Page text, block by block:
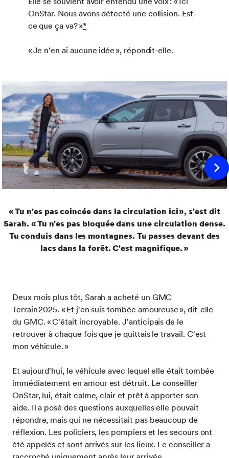
OnStar. Nous avons détecté une collision. Est-
ce que ça va? »*
« Je n'en ai aucune idée », répondit-elle.
« Tu n'es pas coincée dans la circulation ici », s'est dit
Sarah. « Tu n'es pas bloquée dans une circulation dense.
Tu conduis dans les montagnes. Tu passes devant des
lacs dans la forêt. C'est magnifique. »
Deux mois plus tôt, Sarah a acheté un GMC
Terrain 2025. « Et j'en suis tombée amoureuse », dit-elle
du GMC. « C'était incroyable. J'anticipais de le
retrouver à chaque fois que je quittais le travail. C'est
mon véhicule. »
Et aujourd'hui, le véhicule avec lequel elle était tombée
immédiatement en amour est détruit. Le conseiller
OnStar, lui, était calme, clair et prêt à apporter son
aide. Il a posé des questions auxquelles elle pouvait
répondre, mais qui ne nécessitait pas beaucoup de
réflexion. Les policiers, les pompiers et les secours ont
été appelés et sont arrivés sur les lieux. Le conseiller a